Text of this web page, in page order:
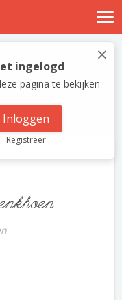
×
ingelogd
pagina te bekijken
Inloggen
Registreer